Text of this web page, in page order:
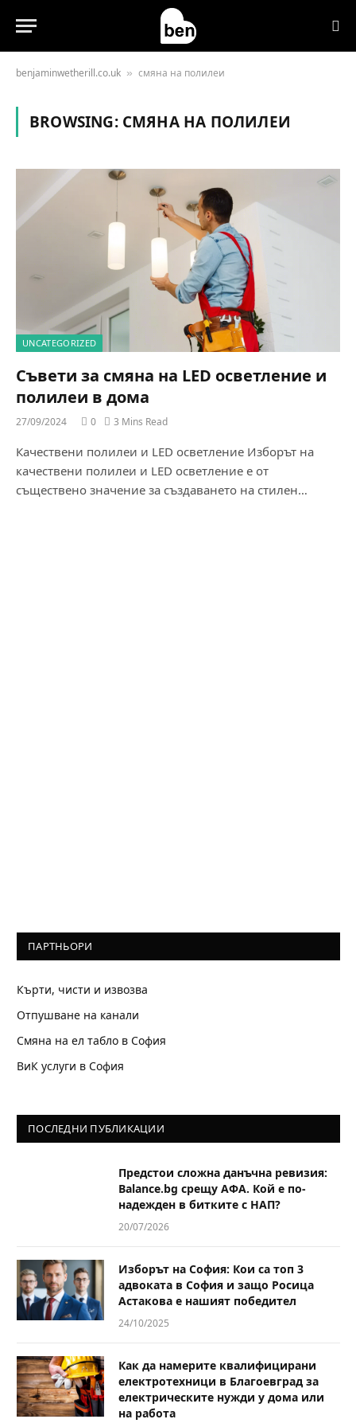
benjaminwetherill.co.uk » смяна на полилеи
BROWSING: СМЯНА НА ПОЛИЛЕИ
UNCATEGORIZED
Съвети за смяна на LED осветление и
полилеи в дома
27/09/2024 0 3 Mins Read
Качествени полилеи и LED осветление Изборът на
качествени полилеи и LED осветление е от
съществено значение за създаването на стилен…
ПАРТНЬОРИ
Кърти, чисти и извозва
Отпушване на канали
Смяна на ел табло в София
ВиК услуги в София
ПОСЛЕДНИ ПУБЛИКАЦИИ
Предстои сложна данъчна ревизия:
Balance.bg срещу АФА. Кой е по-
надежден в битките с НАП?
20/07/2026
Изборът на София: Кои са топ 3
адвоката в София и защо Росица
Астакова е нашият победител
24/10/2025
Как да намерите квалифицирани
електротехници в Благоевград за
електрическите нужди у дома или
на работа